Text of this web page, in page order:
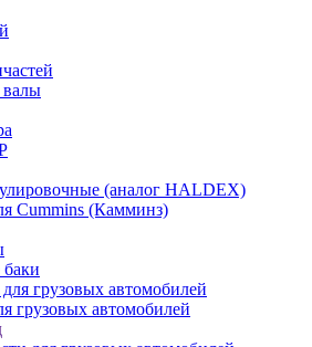
(аналог HALDEX)
Cummins (Камминз)
грузовых автомобилей
грузовых автомобилей